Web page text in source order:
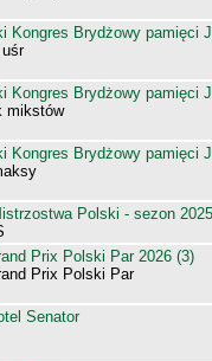
Kongres Brydżowy pamięci
Kongres Brydżowy pamięci
mikstów
Kongres Brydżowy pamięci
Polski - sezon
Prix Polski Par 2026 (3)
Prix Polski Par
Senator